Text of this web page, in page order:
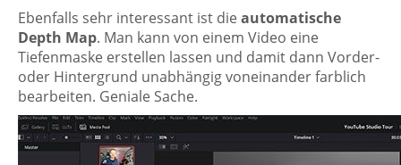
Ebenfalls sehr interessant ist die automatische
Depth Map. Man kann von einem Video eine
Tiefenmaske erstellen lassen und damit dann Vorder-
oder Hintergrund unabhängig voneinander farblich
bearbeiten. Geniale Sache.